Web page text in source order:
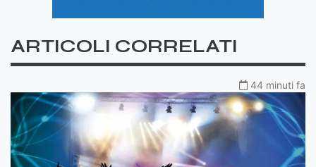
ARTICOLI CORRELATI
44 minuti fa